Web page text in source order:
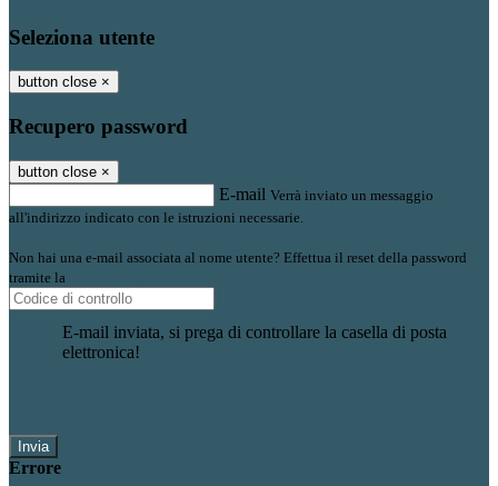
Seleziona utente
button close ×
Recupero password
button close ×
E-mail Verrà inviato un messaggio
all'indirizzo indicato con le istruzioni necessarie.
Non hai una e-mail associata al nome utente? Effettua il reset della password
tramite la
E-mail inviata, si prega di controllare la casella di posta
elettronica!
Errore